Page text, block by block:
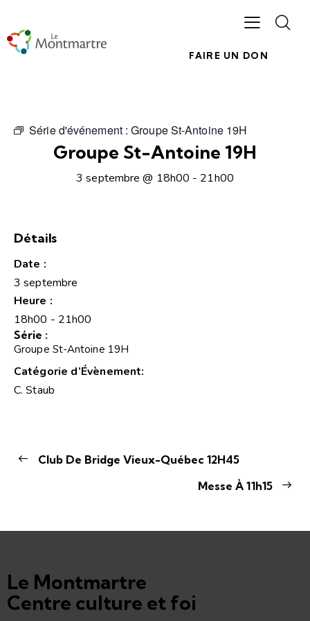
FAIRE UN DON
Série d'événement :Groupe St-Antoine 19H
Groupe St-Antoine 19H
3 septembre @ 18h00 - 21h00
Détails
Date :
3 septembre
Heure :
18h00 - 21h00
Série :
Groupe St-Antoine 19H
Catégorie d’Évènement:
C. Staub
Club De Bridge Vieux-Québec 12H45
Messe À 11h15
Le Montmartre
Centre culture et foi